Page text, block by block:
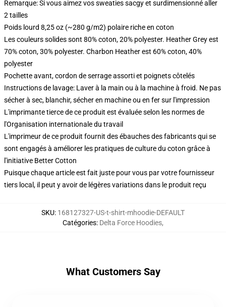
Remarque: Si vous aimez vos sweaties sacgy et surdimensionné aller
2 tailles
Poids lourd 8,25 oz (~280 g/m2) polaire riche en coton
Les couleurs solides sont 80% coton, 20% polyester. Heather Grey est
70% coton, 30% polyester. Charbon Heather est 60% coton, 40%
polyester
Pochette avant, cordon de serrage assorti et poignets côtelés
Instructions de lavage: Laver à la main ou à la machine à froid. Ne pas
sécher à sec, blanchir, sécher en machine ou en fer sur l'impression
L'imprimante tierce de ce produit est évaluée selon les normes de
l'Organisation internationale du travail
L'imprimeur de ce produit fournit des ébauches des fabricants qui se
sont engagés à améliorer les pratiques de culture du coton grâce à
l'initiative Better Cotton
Puisque chaque article est fait juste pour vous par votre fournisseur
tiers local, il peut y avoir de légères variations dans le produit reçu
SKU: 168127327-US-t-shirt-mhoodie-DEFAULT
Catégories: Delta Force Hoodies,
What Customers Say